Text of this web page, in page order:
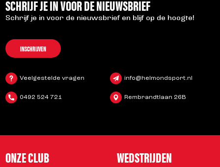
SCHRIJF JE IN VOOR DE NIEUWSBRIEF
Schrijf je in voor de nieuwsbrief en blijf op de hoogte!
INSCHRIJVEN
Veelgestelde vragen info@helmondsport.nl
0492 524 721 Rembrandtlaan 26B
ONZE CLUB WEDSTRIJDEN